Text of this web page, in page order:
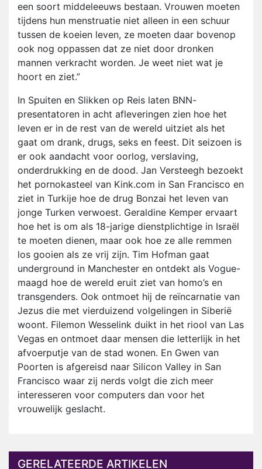
een soort middeleeuws bestaan. Vrouwen moeten
tijdens hun menstruatie niet alleen in een schuur
tussen de koeien leven, ze moeten daar bovenop
ook nog oppassen dat ze niet door dronken
mannen verkracht worden. Je weet niet wat je
hoort en ziet.”
In Spuiten en Slikken op Reis laten BNN-
presentatoren in acht afleveringen zien hoe het
leven er in de rest van de wereld uitziet als het
gaat om drank, drugs, seks en feest. Dit seizoen is
er ook aandacht voor oorlog, verslaving,
onderdrukking en de dood. Jan Versteegh bezoekt
het pornokasteel van Kink.com in San Francisco en
ziet in Turkije hoe de drug Bonzai het leven van
jonge Turken verwoest. Geraldine Kemper ervaart
hoe het is om als 18-jarige dienstplichtige in Israël
te moeten dienen, maar ook hoe ze alle remmen
los gooien als ze vrij zijn. Tim Hofman gaat
underground in Manchester en ontdekt als Vogue-
maagd hoe de wereld eruit ziet van homo’s en
transgenders. Ook ontmoet hij de reïncarnatie van
Jezus die met vierduizend volgelingen in Siberië
woont. Filemon Wesselink duikt in het riool van Las
Vegas en ontmoet daar mensen die letterlijk in het
afvoerputje van de stad wonen. En Gwen van
Poorten is afgereisd naar Silicon Valley in San
Francisco waar zij nerds volgt die zich meer
interesseren voor computers dan voor het
vrouwelijk geslacht.
GERELATEERDE ARTIKELEN